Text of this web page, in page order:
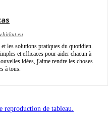
les solutions pratiques du quotidien.
et efficaces pour aider chacun à
idées, j'aime rendre les choses
à tous.
reproduction de tableau.